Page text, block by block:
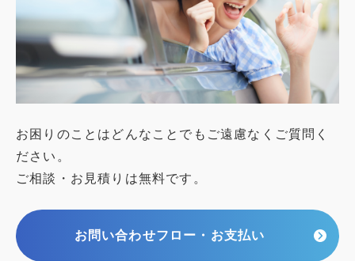
お困りのことはどんなことでもご遠慮なくご質問く
ださい。
ご相談・お見積りは無料です。
お問い合わせフロー・お支払い